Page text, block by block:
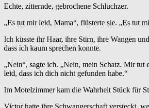
Echte, zitternde, gebrochene Schluchzer.
„Es tut mir leid, Mama“, flüsterte sie. „Es tut
Ich küsste ihr Haar, ihre Stirn, ihre Wangen
dass ich kaum sprechen konnte.
„Nein“, sagte ich. „Nein, mein Schatz. Mir tut
leid, dass ich dich nicht gefunden habe.“
Im Motelzimmer kam die Wahrheit Stück für
Victor hatte ihre Schwangerschaft versteckt,